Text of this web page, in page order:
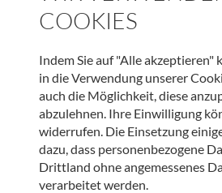
WEITERE BEITRÄGE DIESER
HOSPIZ WELTWEIT
Sterbeverfügung und
Perspektive von HOSPIZ
Österreichischen
COOKIES
Indem Sie auf "Alle akzeptieren"
in die Verwendung unserer
auch die Möglichkeit, diese
abzulehnen. Ihre Einwilligung
widerrufen. Die Einsetzung
dazu, dass personenbezogene
Drittland ohne angemessenes
verarbeitet werden.